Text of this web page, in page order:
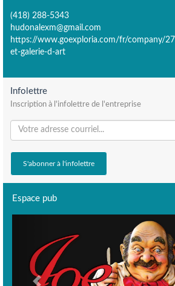
(418) 288-5343
hudonalexm@gmail.com
https://www.goexploria.com/fr/company/
et-galerie-d-art
Infolettre
Inscription à l'infolettre de l'entreprise
Espace pub